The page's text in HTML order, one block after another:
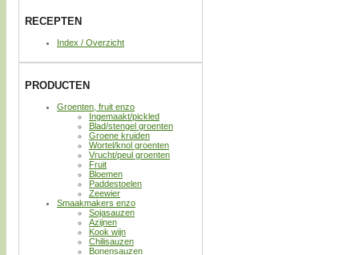
RECEPTEN
Index / Overzicht
PRODUCTEN
Groenten, fruit enzo
Ingemaakt/pickled
Blad/stengel groenten
Groene kruiden
Wortel/knol groenten
Vrucht/peul groenten
Fruit
Bloemen
Paddestoelen
Zeewier
Smaakmakers enzo
Sojasauzen
Azijnen
Kook wijn
Chilisauzen
Bonensauzen